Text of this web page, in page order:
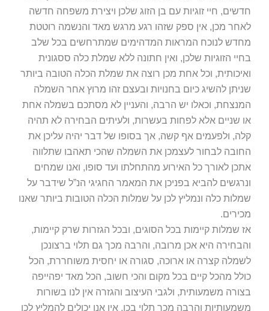
חדשים, חיי זוגיות עם בן הזוג שלכן ויצירת משפחה חדשה
לאחר מכן, אין ספק שזהו רגע מרגש מאד והנשמה רוטטת
מחדש לנוכח המראות המדהימים שמתרחשים בכל שלב
בחיי הזוגיות שלכן, ואין חתונה ללא שמלת כלה ססגונית
ואיכותית, וכל אחת מכן רוצה את שמלת הכלה הטובה ביותר
שניתן להשיג כיום בחנויות ובעצם זהו מרוץ אחר השמלה
המנצחת, וכאלו יש הרבה, והעניין לא מסתכם בשמלה אחת
או שניים אלא לפחות בעשרות, ולעיתים הבחירה לא תהיה
קלה, ולפעמים אף קשה, אך בסופו של דבר יהיה עליכן את
החובה לבחור לעצמכן את השמלה שהכי תאהבו שתלווה
אתכן לאורך כל האירוע מהתחלתו ועד סופו, ואנו שמחים
ונרגשים להביא בפניכן את המאמר החגיגי הנ”ל שידבר על
שמלות כלה ונמליץ לכן על שמלות הכלה הטובות ביותר שאנו
מכירים.
אז שמלות קיימות בכל הסוגים, ובכל הגזרות שרק קיימות,
והבחירה היא אכן מרובה, והרבה מכך גם תלוי ברצונכן
לשמלה קצרה או ארוכה, סגורה או יחסית משוחררת, הכל
כולל מהכל קיים בכל מקום והכי חשוב, הכל מאד יפהייפה
בצורה משמעותית, ולגבי העיצוב והגזרה אין לנו בשורות
משמעותיות והרבה מכך תלוי בכן, אין אנו יכולים להמליץ לכן